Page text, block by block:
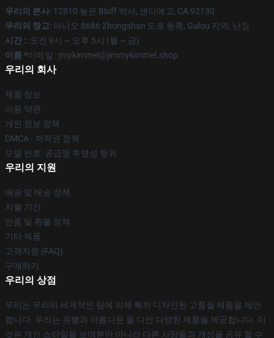
우리의 본사: 12810 높은 Bluff 박사, 샌디에고, CA 92130
우리의 창고: 아니오 8686 Zhongshan 도로 동쪽, Gulou 지역, 난징
시간 :: 오전 9시 ~ 오후 5시 (월 ~ 금)
이름 *이메일 : jmykimmel@jimmykimmel.shop
우리의 회사
제품 정보
이용 약관
개인 정보 정책
DMCA - 저작권 정책
모델 번호: 공급망 투명성 행위
우리의 지원
배송 및 배송 정책
지불 기간
반품 및 환불 정책
기타 제품
고객지원 (FAQ)
구매하기
우리의 상점
우리는 우리의 세계적인 팀에 의해 특히 디자인된 고품질 제품을 제안
합니다. 우리는 유행과 아름다운 둘 다인 다양한 제품을 제공합니다. 이
것은 개인 스타일을 보여뿐만 아니라 다른 사람들과 개성을 공유 할 수